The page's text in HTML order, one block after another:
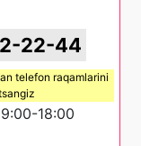
22-44
telefon raqamlarini
18:00